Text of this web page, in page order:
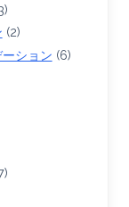
(2)
ション (6)